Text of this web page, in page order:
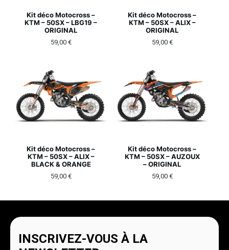
Kit déco Motocross –
KTM – 50SX – LBG19 –
ORIGINAL
59,00 €
Kit déco Motocross –
KTM – 50SX – ALIX –
ORIGINAL
59,00 €
Kit déco Motocross –
KTM – 50SX – ALIX –
BLACK & ORANGE
59,00 €
Kit déco Motocross –
KTM – 50SX – AUZOUX
– ORIGINAL
59,00 €
INSCRIVEZ-VOUS À LA